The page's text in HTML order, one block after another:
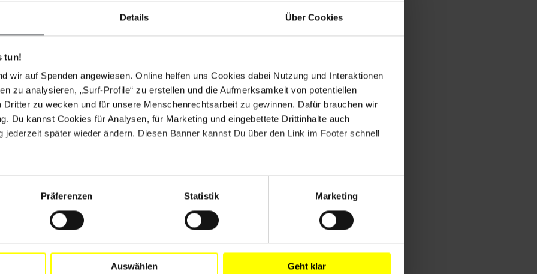
Details Über Cookies
tun!
wir auf Spenden angewiesen. Online helfen uns Cookies dabei Nutzung und Interaktionen
zu analysieren, „Surf-Profile“ zu erstellen und die Aufmerksamkeit von potentiellen
Dritter zu wecken und für unsere Menschenrechtsarbeit zu gewinnen. Dafür brauchen wir
Du kannst Cookies für Analysen, für Marketing und eingebettete Drittinhalte auch
jederzeit später wieder ändern. Diesen Banner kannst Du über den Link im Footer schnell
Präferenzen Statistik Marketing
Auswählen Geht klar
in der Oberschule zum Dom, einem
Gruppenmitglieder die Schule in das neue
auf denen jeweils ein Artikel der
die Wände der Schule. Die Überraschung war groß
wurde, nach Ende der Veranstaltung die Zettel ab-
getrennt, in der Aula von ihren
Menschenrechtssituation unterrichtet. Etwa
der Gruppe schon "Amnesty-erfahren",
aufmerksam verfolgten die jungen
die mit Beispielen aus dem Alltag
machten deutlich, dass
Welt beschränkt sind, sondern dass man auch
wenn Menschenrechtsverletzungen im eigenen
von Unterschriften für die Gefangenen in
11. Dezember 2008